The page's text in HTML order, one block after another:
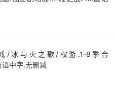
/冰与火之歌/权游.1-8季合
中字.无删减